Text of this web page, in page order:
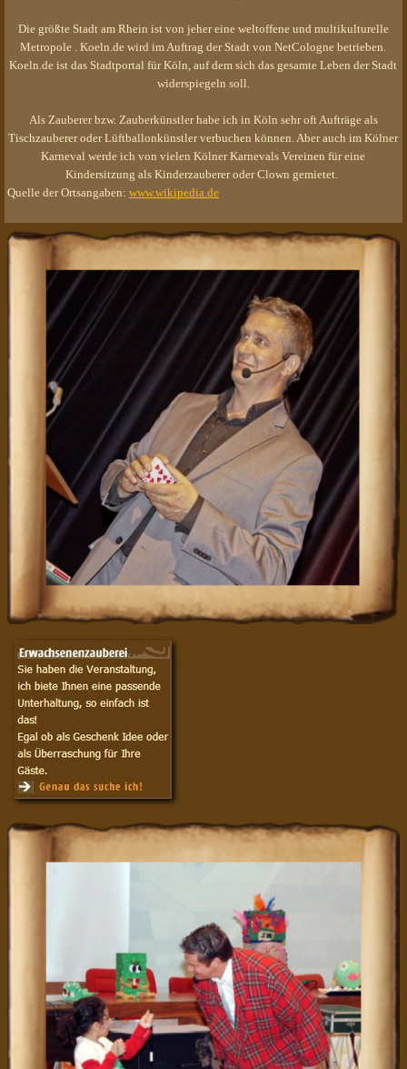
Die größte Stadt am Rhein ist von jeher eine weltoffene und multikulturelle
Metropole . Koeln.de wird im Auftrag der Stadt von NetCologne betrieben.
Koeln.de ist das Stadtportal für Köln, auf dem sich das gesamte Leben der Stadt
widerspiegeln soll.
Als Zauberer bzw. Zauberkünstler habe ich in Köln sehr oft Aufträge als
Tischzauberer oder Lüftballonkünstler verbuchen können. Aber auch im Kölner
Karneval werde ich von vielen Kölner Karnevals Vereinen für eine
Kindersitzung als Kinderzauberer oder Clown gemietet.
Quelle der Ortsangaben: www.wikipedia.de